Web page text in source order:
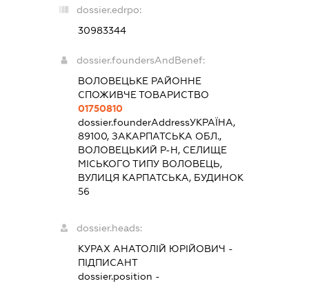
dossier.edrpo:
30983344
dossier.foundersAndBenef:
ВОЛОВЕЦЬКЕ РАЙОННЕ
СПОЖИВЧЕ ТОВАРИСТВО
01750810
dossier.founderAddressУКРАЇНА,
89100, ЗАКАРПАТСЬКА ОБЛ.,
ВОЛОВЕЦЬКИЙ Р-Н, СЕЛИЩЕ
МІСЬКОГО ТИПУ ВОЛОВЕЦЬ,
ВУЛИЦЯ КАРПАТСЬКА, БУДИНОК
56
dossier.heads:
КУРАХ АНАТОЛІЙ ЮРІЙОВИЧ -
ПІДПИСАНТ
dossier.position -